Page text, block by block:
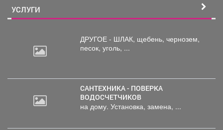
УСЛУГИ
ДРУГОЕ - ШЛАК, щебень, чернозем,
песок, уголь, ...
САНТЕХНИКА - ПОВЕРКА
ВОДОСЧЕТЧИКОВ
на дому. Установка, замена, ...